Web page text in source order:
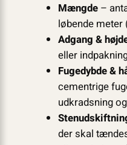
Mængde–
løbende
Adgang &
eller
Fugedybde &
cementrige
udkradsning
der skal